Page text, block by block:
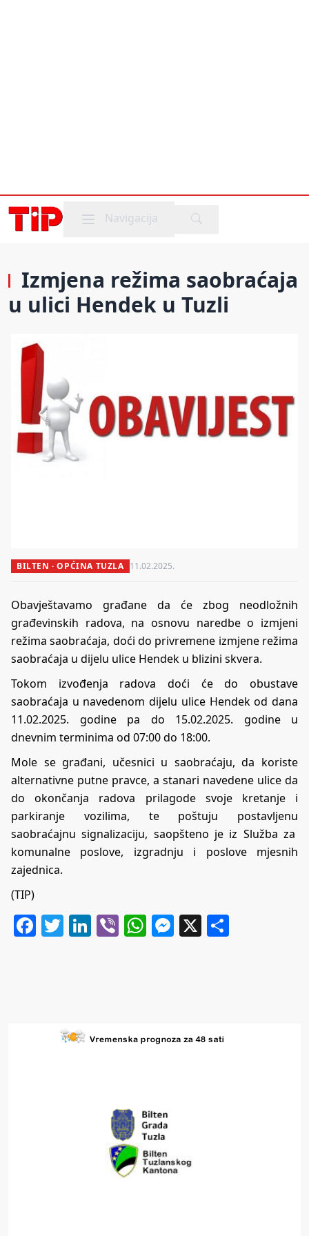
Mobile menu
Navigacija
Izmjena režima saobraćaja
u ulici Hendek u Tuzli
BILTEN · OPĆINA TUZLA 11.02.2025.
Obavještavamo građane da će zbog neodložnih
građevinskih radova, na osnovu naredbe o izmjeni
režima saobraćaja, doći do privremene izmjene režima
saobraćaja u dijelu ulice Hendek u blizini skvera.
Tokom izvođenja radova doći će do obustave
saobraćaja u navedenom dijelu ulice Hendek od dana
11.02.2025. godine pa do 15.02.2025. godine u
dnevnim terminima od 07:00 do 18:00.
Mole se građani, učesnici u saobraćaju, da koriste
alternativne putne pravce, a stanari navedene ulice da
do okončanja radova prilagode svoje kretanje i
parkiranje vozilima, te poštuju postavljenu
saobraćajnu signalizaciju, saopšteno je iz Služba za
komunalne poslove, izgradnju i poslove mjesnih
zajednica.
(TIP)
Facebook
Twitter
LinkedIn
ViberWhatsApp
Messenger
X